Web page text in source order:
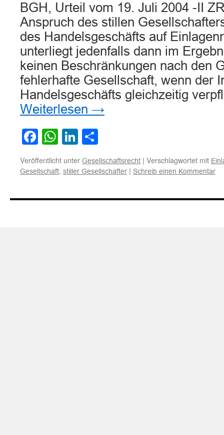
BGH, Urteil vom 19. Juli 2004 -II
Anspruch des stillen
des Handelsgeschäfts auf
unterliegt jedenfalls dann im
keinen Beschränkungen nach den
fehlerhafte Gesellschaft, wenn der
Handelsgeschäfts gleichzeitig
Weiterlesen →
Facebook
WhatsApp
LinkedIn
Veröffentlicht unter Gesellschaftsrecht | Verschlagwortet mit
Gesellschaft, stiller Gesellschafter | Schreib einen Kommentar